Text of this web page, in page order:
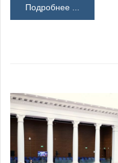
Подробнее ...